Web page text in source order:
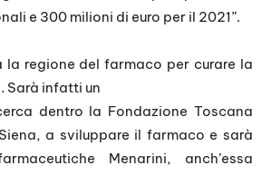
e 300 milioni di euro per il 2021”.
la regione del farmaco per curare la
Sarà infatti un
dentro la Fondazione Toscana
a sviluppare il farmaco e sarà
Menarini, anch’essa